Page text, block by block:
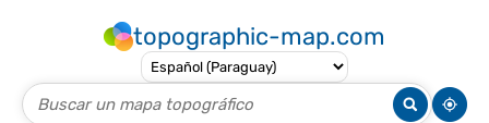
topographic-map.com